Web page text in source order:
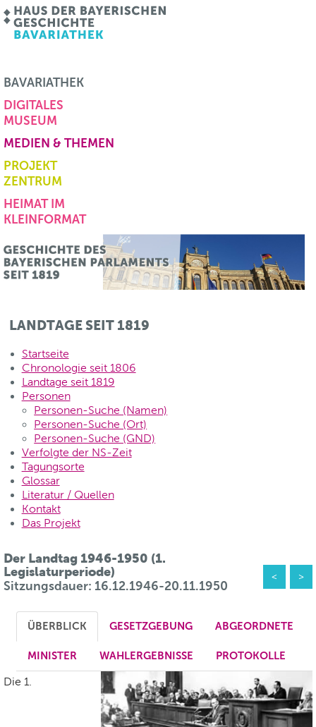
BAVARIATHEK
DIGITALES
MUSEUM
MEDIEN & THEMEN
PROJEKT
ZENTRUM
HEIMAT IM
KLEINFORMAT
LANDTAGE SEIT 1819
Startseite
Chronologie seit 1806
Landtage seit 1819
Personen
Personen-Suche (Namen)
Personen-Suche (Ort)
Personen-Suche (GND)
Verfolgte der NS-Zeit
Tagungsorte
Glossar
Literatur / Quellen
Kontakt
Das Projekt
Der Landtag 1946-1950 (1.
Legislaturperiode)
< >
Sitzungsdauer: 16.12.1946-20.11.1950
ÜBERBLICK GESETZGEBUNG ABGEORDNETE
MINISTER WAHLERGEBNISSE PROTOKOLLE
Die 1.